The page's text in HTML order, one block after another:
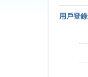
用戶登錄